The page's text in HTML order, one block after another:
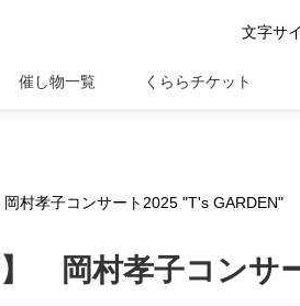
文字サ
催し物一覧 くららチケット
村孝子コンサート2025 "T's GARDEN"
】 岡村孝子コンサ